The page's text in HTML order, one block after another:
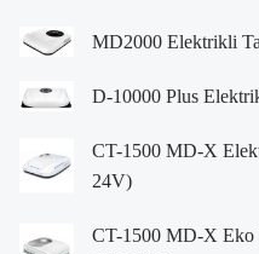
MD2000 Elektrikli
D-10000 Plus
CT-1500 MD-X
24V)
CT-1500 MD-X Eko